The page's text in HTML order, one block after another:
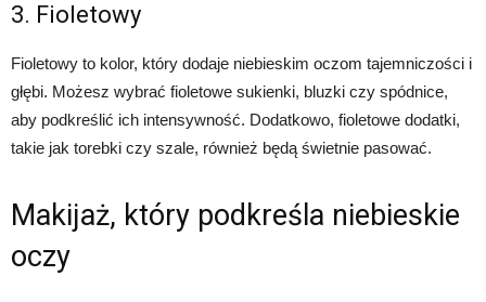
3. Fioletowy
Fioletowy to kolor, który dodaje niebieskim oczom tajemniczości i
głębi. Możesz wybrać fioletowe sukienki, bluzki czy spódnice,
aby podkreślić ich intensywność. Dodatkowo, fioletowe dodatki,
takie jak torebki czy szale, również będą świetnie pasować.
Makijaż, który podkreśla niebieskie
oczy